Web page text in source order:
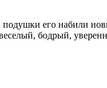
его набили
бодрый,